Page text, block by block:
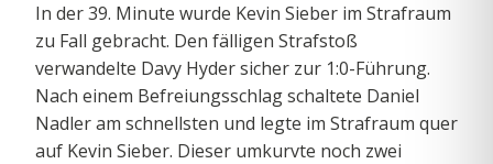
In der 39. Minute wurde Kevin Sieber im Strafraum
zu Fall gebracht. Den fälligen Strafstoß
verwandelte Davy Hyder sicher zur 1:0-Führung.
Nach einem Befreiungsschlag schaltete Daniel
Nadler am schnellsten und legte im Strafraum quer
auf Kevin Sieber. Dieser umkurvte noch zwei